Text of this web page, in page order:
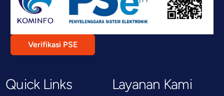
Verifikasi PSE
Quick Links Layanan Kami